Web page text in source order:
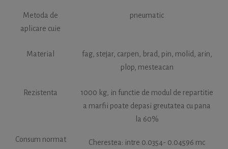
Metoda de
aplicare cuie
pneumatic
Material
fag, stejar, carpen, brad, pin, molid, arin,
plop, mesteacan
Rezistenta
Consum normat
1000 kg, in functie de modul de repartitie
a marfii poate depasi greutatea cu pana
la 60%
Cherestea: intre 0.0354- 0.04596 mc